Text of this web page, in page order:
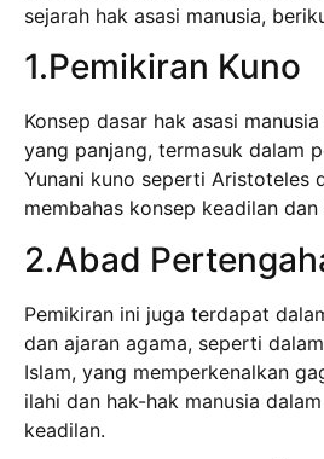
sejarah hak asasi manusia,
1.Pemikiran Kuno
Konsep dasar hak asasi
yang panjang, termasuk dalam
Yunani kuno seperti Aristoteles
membahas konsep keadilan
2.Abad
Pemikiran ini juga terdapat
dan ajaran agama, seperti
Islam, yang memperkenalkan
ilahi dan hak-hak manusia
keadilan.